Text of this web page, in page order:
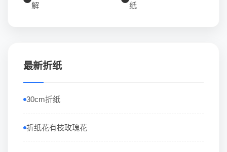
解
纸
最新折纸
30cm折纸
折纸花有枝玫瑰花